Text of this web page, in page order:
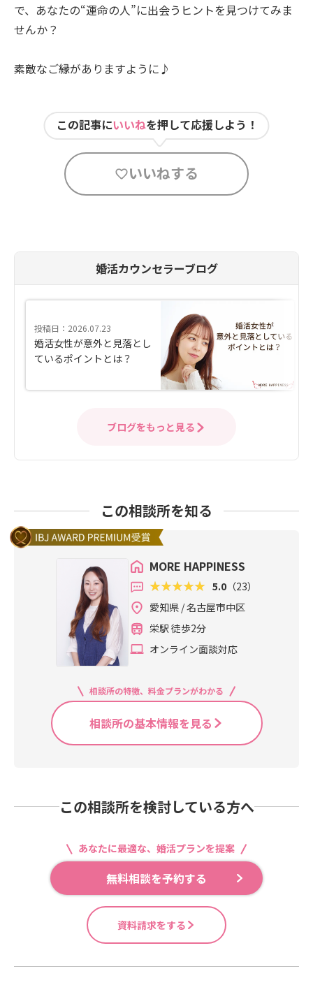
で、あなたの“運命の人”に出会うヒントを見つけてみま
せんか？
素敵なご縁がありますように♪
この記事にいいねを押して応援しよう！
いいねする
婚活カウンセラーブログ
投稿日：2026.07.23
婚活女性が意外と見落とし
ているポイントとは？
ブログをもっと見る
この相談所を知る
MORE HAPPINESS
5.0 （23）
愛知県 / 名古屋市中区
栄駅 徒歩2分
オンライン面談対応
相談所の特徴、料金プランがわかる
相談所の基本情報を見る
この相談所を検討している方へ
あなたに最適な、婚活プランを提案
無料相談を予約する
資料請求をする